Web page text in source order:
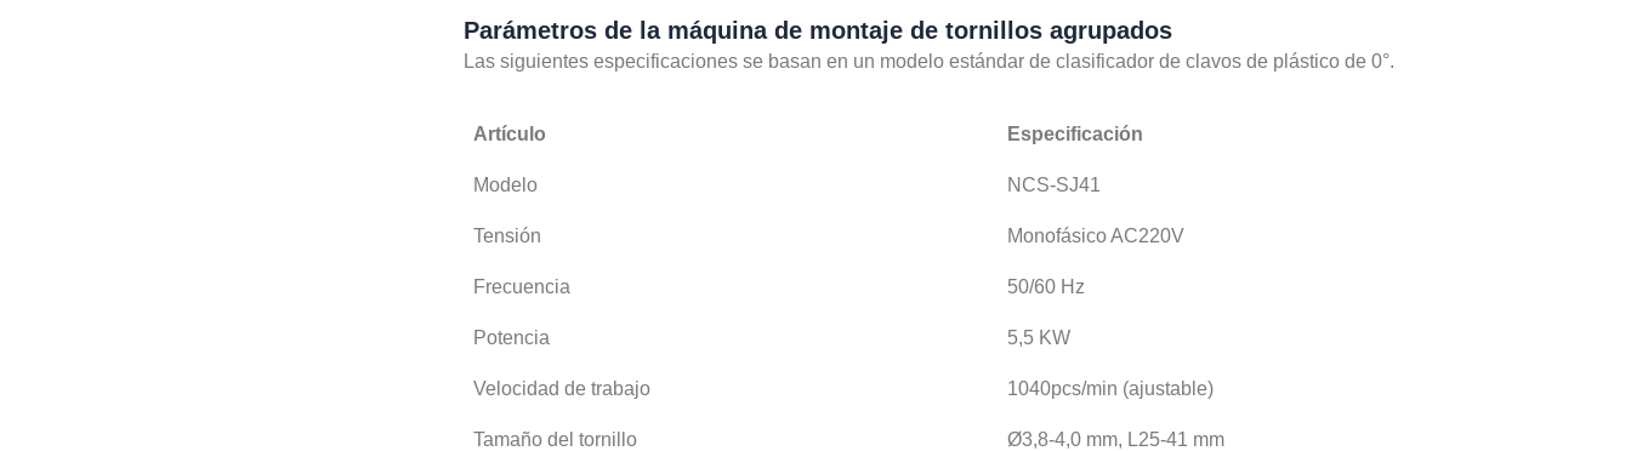
Parámetros de la máquina de montaje de tornillos agrupados
Las siguientes especificaciones se basan en un modelo estándar de clasificador de clavos de plástico de 0°.
Artículo Especificación
Modelo NCS-SJ41
Tensión Monofásico AC220V
Frecuencia 50/60 Hz
Potencia 5,5 KW
Velocidad de trabajo 1040pcs/min (ajustable)
Tamaño del tornillo Ø3,8-4,0 mm, L25-41 mm